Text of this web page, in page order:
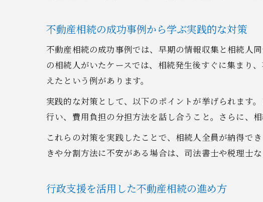
これ
不動産相続の成功事例から学ぶ実践的な対策
不動産相続の成功事例では、早期の情報収集と相続人
の相続人がいたケースでは、相続発生後すぐに集まり
えたという例があります。
実践的な対策として、以下のポイントが挙げられます
行い、費用負担の分担方法を話し合うこと。さらに、
これらの対策を実践したことで、相続人全員が納得で
きや分割方法に不安がある場合は、司法書士や税理士
行政支援を活用した不動産相続の進め方